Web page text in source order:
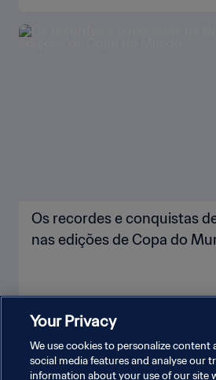
Os recordes e conquistas
nas edições de Copa do
VEJA MAIS
Your Privacy
We use cookies to personalize content
social media features and analyse our
information about your use of our site